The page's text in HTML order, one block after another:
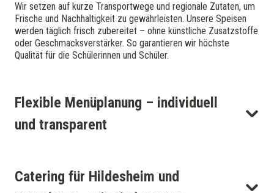
Wir setzen auf kurze Transportwege und regionale Zutaten, um
Frische und Nachhaltigkeit zu gewährleisten. Unsere Speisen
werden täglich frisch zubereitet – ohne künstliche Zusatzstoffe
oder Geschmacksverstärker. So garantieren wir höchste
Qualität für die Schülerinnen und Schüler.
Flexible Menüplanung – individuell
und transparent
Catering für Hildesheim und